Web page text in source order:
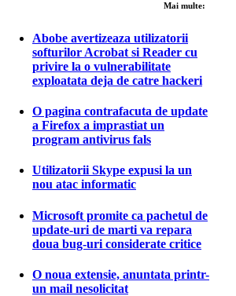
Mai multe:
Abobe avertizeaza utilizatorii
softurilor Acrobat si Reader cu
privire la o vulnerabilitate
exploatata deja de catre hackeri
O pagina contrafacuta de update
a Firefox a imprastiat un
program antivirus fals
Utilizatorii Skype expusi la un
nou atac informatic
Microsoft promite ca pachetul de
update-uri de marti va repara
doua bug-uri considerate critice
O noua extensie, anuntata printr-
un mail nesolicitat